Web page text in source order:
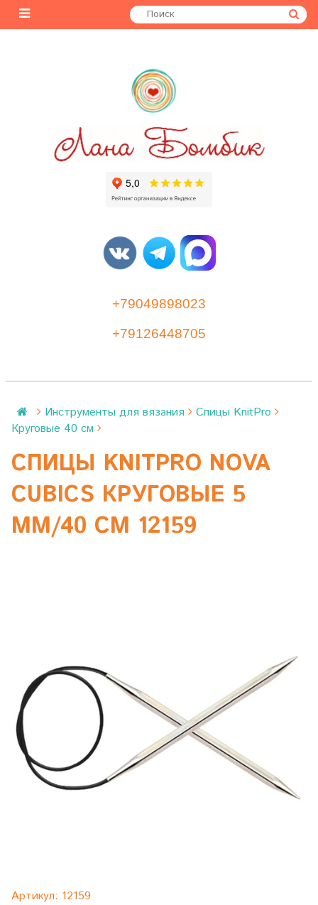
+79049898023
+79126448705
Инструменты для вязания
Спицы KnitPro
Круговые 40 см
СПИЦЫ KNITPRO NOVA
CUBICS КРУГОВЫЕ 5
ММ/40 СМ 12159
Артикул: 12159